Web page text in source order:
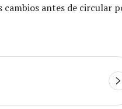
antes de circular